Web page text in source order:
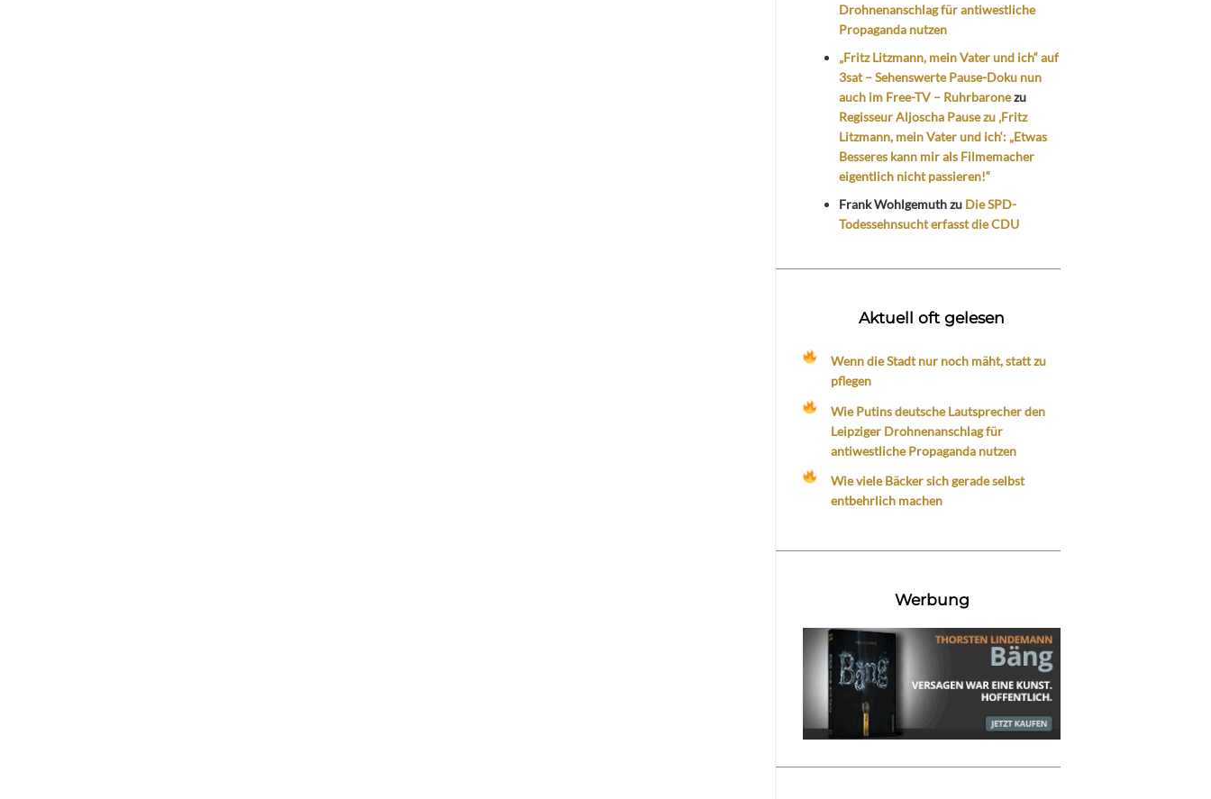
Drohnenanschlag für antiwestliche
Propaganda nutzen
„Fritz Litzmann, mein Vater und ich“ auf
3sat – Sehenswerte Pause-Doku nun
auch im Free-TV – Ruhrbaronezu
Regisseur Aljoscha Pause zu ‚Fritz
Litzmann, mein Vater und ich‘: „Etwas
Besseres kann mir als Filmemacher
eigentlich nicht passieren!“
Frank Wohlgemuthzu Die SPD-
Todessehnsucht erfasst die CDU
Aktuell oft gelesen
Wenn die Stadt nur noch mäht, statt zu
pflegen
Wie Putins deutsche Lautsprecher den
Leipziger Drohnenanschlag für
antiwestliche Propaganda nutzen
Wie viele Bäcker sich gerade selbst
entbehrlich machen
Werbung